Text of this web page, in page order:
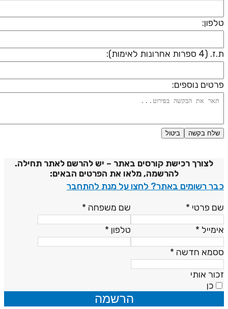
ספרות אחרונות לאימות):
נוספים:
שלח בקשה ביטול
לצורך רכישת קורסים באתר – יש להרשם לאתר תחילה.
להרשמה, מלאו את הפרטים הבאים:
רשומים באתר? לחצו על מנת להתחבר
פרטי* שם משפחה*
* טלפון*
חדשה*
אותי
כן
הרשמה